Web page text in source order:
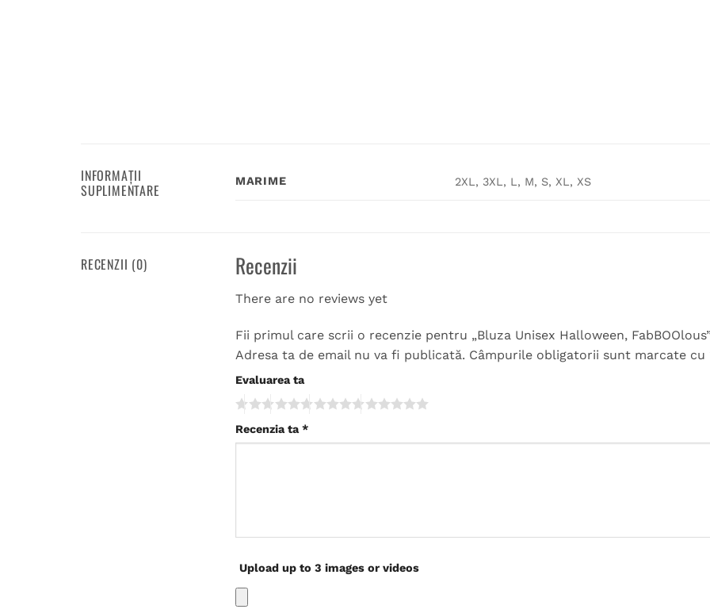
INFORMAȚII
SUPLIMENTARE MARIME 2XL, 3XL, L, M, S, XL, XS
RECENZII (0) Recenzii
There are no reviews yet
Fii primul care scrii o recenzie pentru „Bluza Unisex Halloween,
Adresa ta de email nu va fi publicată. Câmpurile obligatorii sunt marcate cu
Evaluarea ta
Recenzia ta *
Upload up to 3 images or videos